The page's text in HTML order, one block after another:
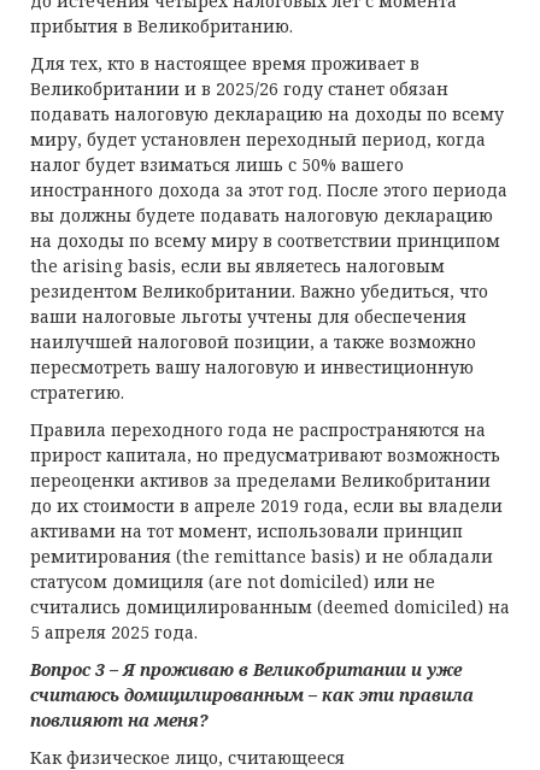
прибытия в Великобританию.
Для тех, кто в настоящее время проживает в
Великобритании и в 2025/26 году станет обязан
подавать налоговую декларацию на доходы по всему
миру, будет установлен переходный период, когда
налог будет взиматься лишь с 50% вашего
иностранного дохода за этот год. После этого периода
вы должны будете подавать налоговую декларацию
на доходы по всему миру в соответствии принципом
the arising basis, если вы являетесь налоговым
резидентом Великобритании. Важно убедиться, что
ваши налоговые льготы учтены для обеспечения
наилучшей налоговой позиции, а также возможно
пересмотреть вашу налоговую и инвестиционную
стратегию.
Правила переходного года не распространяются на
прирост капитала, но предусматривают возможность
переоценки активов за пределами Великобритании
до их стоимости в апреле 2019 года, если вы владели
активами на тот момент, использовали принцип
ремитирования (the remittance basis) и не обладали
статусом домициля (are not domiciled) или не
считались домицилированным (deemed domiciled) на
5 апреля 2025 года.
Вопрос 3 – Я проживаю в Великобритании и уже
считаюсь домицилированным – как эти правила
повлияют на меня?
Как физическое лицо, считающееся